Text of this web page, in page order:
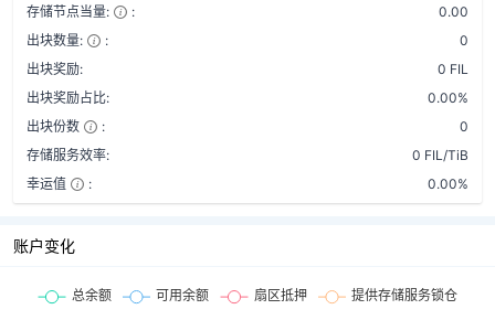
存储节点当量:
:
0.00
出块数量:
:
0
出块奖励:
0 FIL
出块奖励占比:
0.00%
出块份数
:
0
存储服务效率:
0 FIL/TiB
幸运值
: 0.00%
账户变化